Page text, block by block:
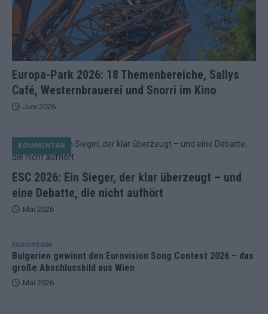
Europa-Park 2026: 18 Themenbereiche, Sallys
Café, Westernbrauerei und Snorri im Kino
Juni 2026
ESC 2026: Ein Sieger, der klar überzeugt – und
eine Debatte, die nicht aufhört
KOMMENTAR
Mai 2026
EUROVISION
Bulgarien gewinnt den Eurovision Song Contest 2026 – das
große Abschlussbild aus Wien
Mai 2026